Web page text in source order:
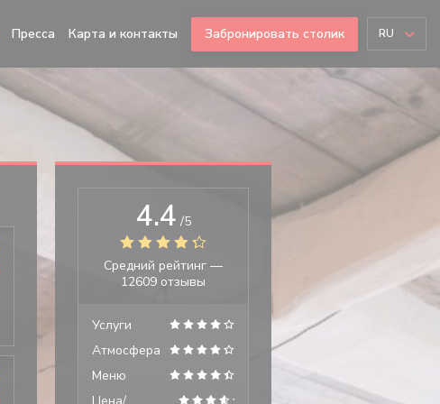
Пресса Карта и контакты Забронировать столик RU
4.4 /5
Средний рейтинг —
12609 отзывы
Услуги
Атмосфера
Меню